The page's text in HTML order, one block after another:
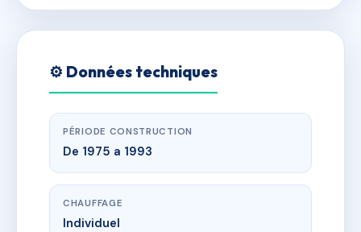
⚙️ Données techniques
PÉRIODE CONSTRUCTION
De 1975 a 1993
CHAUFFAGE
Individuel